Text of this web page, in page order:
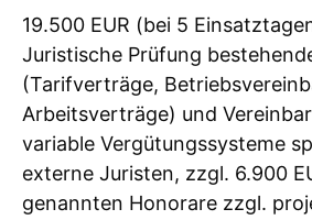
19.500 EUR (bei 5
Juristische Prüfung
(Tarifverträge,
Arbeitsverträge) und
variable Vergütungssysteme
externe Juristen, zzgl. 6.900
genannten Honorare zzgl.